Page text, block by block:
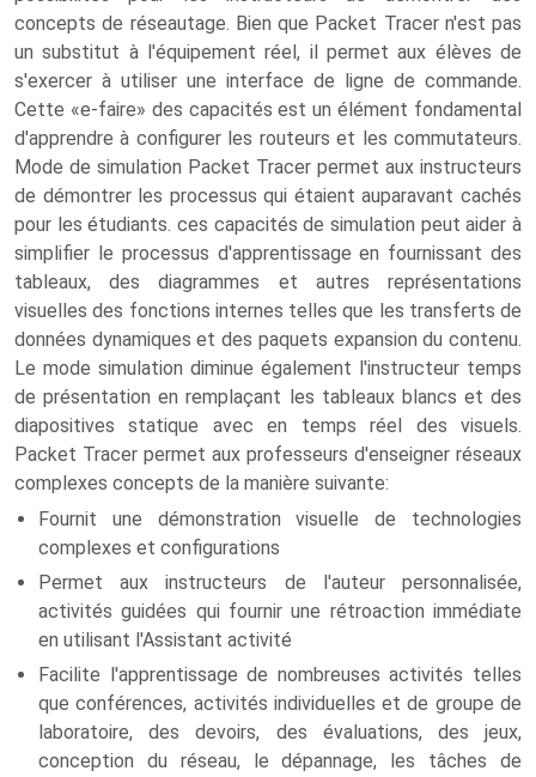
concepts de réseautage. Bien que Packet Tracer n'est pas
un substitut à l'équipement réel, il permet aux élèves de
s'exercer à utiliser une interface de ligne de commande.
Cette «e-faire» des capacités est un élément fondamental
d'apprendre à configurer les routeurs et les commutateurs.
Mode de simulation Packet Tracer permet aux instructeurs
de démontrer les processus qui étaient auparavant cachés
pour les étudiants. ces capacités de simulation peut aider à
simplifier le processus d'apprentissage en fournissant des
tableaux, des diagrammes et autres représentations
visuelles des fonctions internes telles que les transferts de
données dynamiques et des paquets expansion du contenu.
Le mode simulation diminue également l'instructeur temps
de présentation en remplaçant les tableaux blancs et des
diapositives statique avec en temps réel des visuels.
Packet Tracer permet aux professeurs d'enseigner réseaux
complexes concepts de la manière suivante:
Fournit une démonstration visuelle de technologies
complexes et configurations
Permet aux instructeurs de l'auteur personnalisée,
activités guidées qui fournir une rétroaction immédiate
en utilisant l'Assistant activité
Facilite l'apprentissage de nombreuses activités telles
que conférences, activités individuelles et de groupe de
laboratoire, des devoirs, des évaluations, des jeux,
conception du réseau, le dépannage, les tâches de